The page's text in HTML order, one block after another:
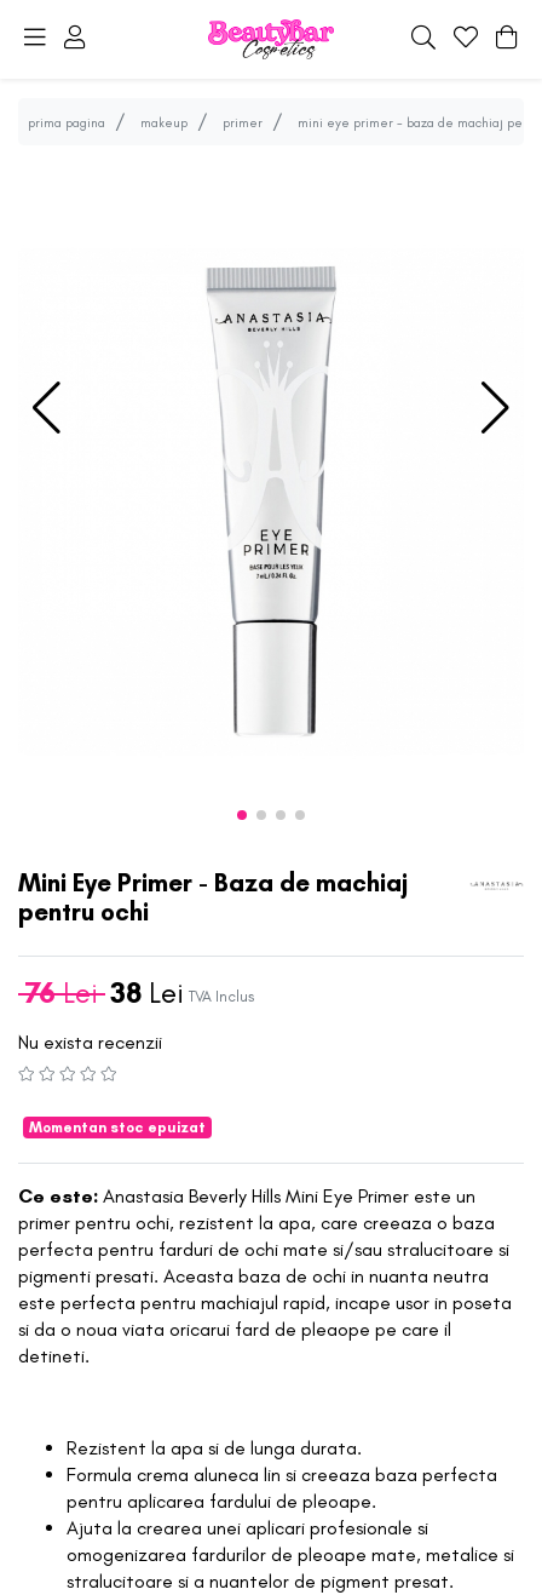
prima pagina makeup primer mini eye primer - baza de machiaj
Mini Eye Primer - Baza de machiaj
pentru ochi
76Lei 38 Lei TVA Inclus
Nu exista recenzii
Momentan stoc epuizat
Ce este: Anastasia Beverly Hills Mini Eye Primer este un
primer pentru ochi, rezistent la apa, care creeaza o baza
perfecta pentru farduri de ochi mate si/sau stralucitoare si
pigmenti presati. Aceasta baza de ochi in nuanta neutra
este perfecta pentru machiajul rapid, incape usor in poseta
si da o noua viata oricarui fard de pleaope pe care il
detineti.
Rezistent la apa si de lunga durata.
Formula crema aluneca lin si creeaza baza perfecta
pentru aplicarea fardului de pleoape.
Ajuta la crearea unei aplicari profesionale si
omogenizarea fardurilor de pleoape mate, metalice si
stralucitoare si a nuantelor de pigment presat.